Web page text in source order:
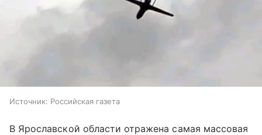
Источник: Российская газета
В Ярославской области отражена самая массовая